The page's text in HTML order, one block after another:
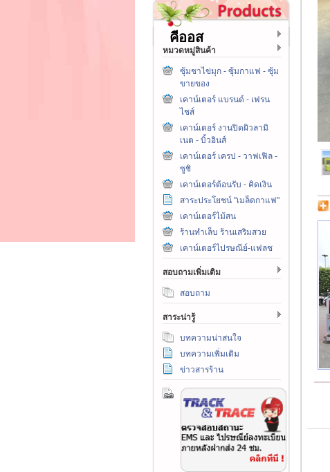
คีออส
หมวดหมู่สินค้า
ซุ้มชาไข่มุก - ซุ้มกาแฟ - ซุ้ม
ขายของ
เคาน์เตอร์ แบรนด์ - เฟรน
ไชส์
เคาน์เตอร์ งานปิดผิวลามิ
เนต - บิ้วอินส์
เคาน์เตอร์ เครป - วาฟเฟิล -
ซูชิ
เคาน์เตอร์ต้อนรับ - คิดเงิน
สาระประโยชน์ "เมล็ดกาแฟ"
เคาน์เตอร์ไม้สน
ร้านทำเล็บ ร้านเสริมสวย
เคาน์เตอร์ไปรษณีย์-แฟลช
สอบถามเพิ่มเติม
สอบถาม
สาระน่ารู้
บทความน่าสนใจ
บทความเพิ่มเติม
ข่าวสารร้าน